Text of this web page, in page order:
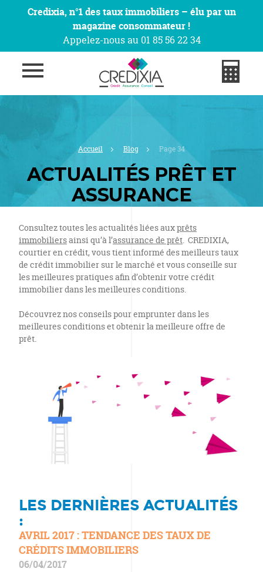
Credixia, n°1 des taux immobiliers – élu par un
magazine consommateur !
Appelez-nous au 01 85 56 22 34
Accueil Blog Page 34
ACTUALITÉS PRÊT ET
ASSURANCE
Consultez toutes les actualités liées auxprêts
immobiliersainsi qu’à l’assurance de prêt. CREDIXIA,
courtier en crédit, vous tient informé des meilleurs taux
de crédit immobilier sur le marché et vous conseille sur
les meilleures pratiques afin d’obtenir votre crédit
immobilier dans les meilleures conditions.
Découvrez nos conseils pour emprunter dans les
meilleures conditions et obtenir la meilleure offre de
prêt.
LES DERNIÈRES ACTUALITÉS
:
AVRIL 2017 : TENDANCE DES TAUX DE
CRÉDITS IMMOBILIERS
06/04/2017